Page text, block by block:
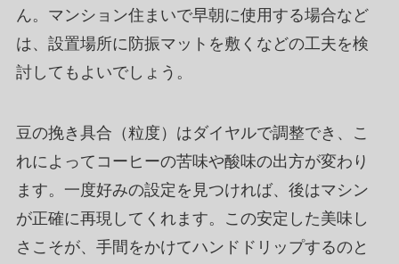
ん。マンション住まいで早朝に使用する場合など
は、設置場所に防振マットを敷くなどの工夫を検
討してもよいでしょう。
豆の挽き具合（粒度）はダイヤルで調整でき、こ
れによってコーヒーの苦味や酸味の出方が変わり
ます。一度好みの設定を見つければ、後はマシン
が正確に再現してくれます。この安定した美味し
さこそが、手間をかけてハンドドリップするのと